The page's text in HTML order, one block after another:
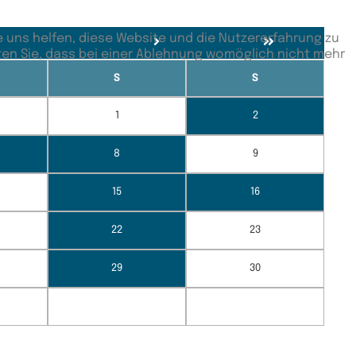
S S
1 2
8 9
15 16
22 23
29 30
helfen, diese Website und die Nutzererfahrung zu
Sie, dass bei einer Ablehnung womöglich nicht mehr